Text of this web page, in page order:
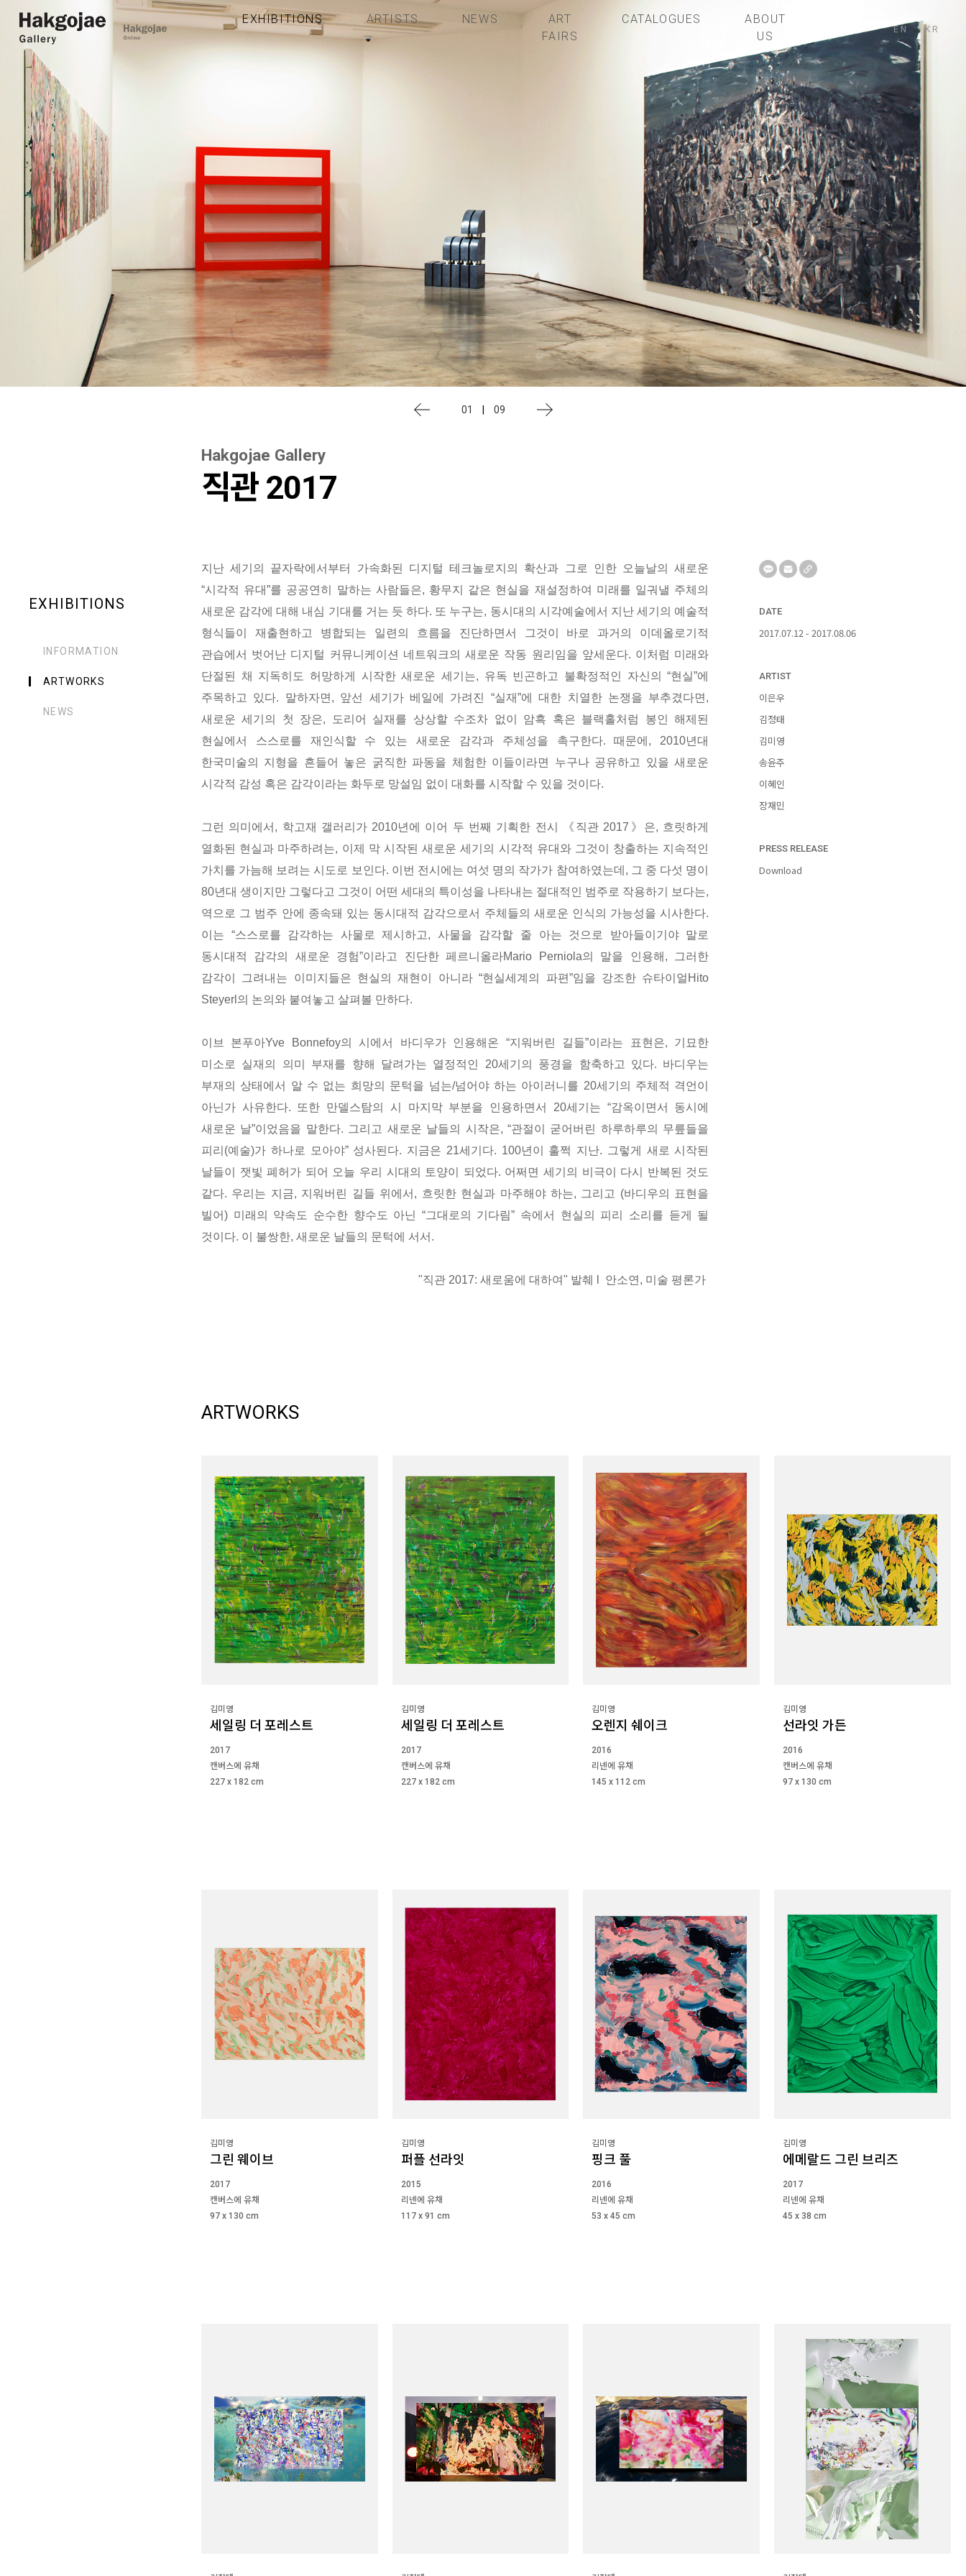
EXHIBITIONS ARTISTS NEWS
ART
FAIRS
CATALOGUES
ABOUT
US
EN KR
01 09
EXHIBITIONS
INFORMATION
ARTWORKS
NEWS
Hakgojae Gallery
직관 2017
지난 세기의 끝자락에서부터 가속화된 디지털 테크놀로지의 확산과 그로 인한 오늘날의 새로운
“시각적 유대”를 공공연히 말하는 사람들은, 황무지 같은 현실을 재설정하여 미래를 일궈낼 주체의
새로운 감각에 대해 내심 기대를 거는 듯 하다. 또 누구는, 동시대의 시각예술에서 지난 세기의 예술적
형식들이 재출현하고 병합되는 일련의 흐름을 진단하면서 그것이 바로 과거의 이데올로기적
관습에서 벗어난 디지털 커뮤니케이션 네트워크의 새로운 작동 원리임을 앞세운다. 이처럼 미래와
단절된 채 지독히도 허망하게 시작한 새로운 세기는, 유독 빈곤하고 불확정적인 자신의 “현실”에
주목하고 있다. 말하자면, 앞선 세기가 베일에 가려진 “실재”에 대한 치열한 논쟁을 부추겼다면,
새로운 세기의 첫 장은, 도리어 실재를 상상할 수조차 없이 암흑 혹은 블랙홀처럼 봉인 해제된
현실에서 스스로를 재인식할 수 있는 새로운 감각과 주체성을 촉구한다. 때문에, 2010년대
한국미술의 지형을 흔들어 놓은 굵직한 파동을 체험한 이들이라면 누구나 공유하고 있을 새로운
시각적 감성 혹은 감각이라는 화두로 망설임 없이 대화를 시작할 수 있을 것이다.
그런 의미에서, 학고재 갤러리가 2010년에 이어 두 번째 기획한 전시 《직관 2017》은, 흐릿하게
열화된 현실과 마주하려는, 이제 막 시작된 새로운 세기의 시각적 유대와 그것이 창출하는 지속적인
가치를 가늠해 보려는 시도로 보인다. 이번 전시에는 여섯 명의 작가가 참여하였는데, 그 중 다섯 명이
80년대 생이지만 그렇다고 그것이 어떤 세대의 특이성을 나타내는 절대적인 범주로 작용하기 보다는,
역으로 그 범주 안에 종속돼 있는 동시대적 감각으로서 주체들의 새로운 인식의 가능성을 시사한다.
이는 “스스로를 감각하는 사물로 제시하고, 사물을 감각할 줄 아는 것으로 받아들이기야 말로
동시대적 감각의 새로운 경험”이라고 진단한 페르니올라Mario Perniola의 말을 인용해, 그러한
감각이 그려내는 이미지들은 현실의 재현이 아니라 “현실세계의 파편”임을 강조한 슈타이얼Hito
Steyerl의 논의와 붙여놓고 살펴볼 만하다.
이브 본푸아Yve Bonnefoy의 시에서 바디우가 인용해온 “지워버린 길들”이라는 표현은, 기묘한
미소로 실재의 의미 부재를 향해 달려가는 열정적인 20세기의 풍경을 함축하고 있다. 바디우는
부재의 상태에서 알 수 없는 희망의 문턱을 넘는/넘어야 하는 아이러니를 20세기의 주체적 격언이
아닌가 사유한다. 또한 만델스탐의 시 마지막 부분을 인용하면서 20세기는 “감옥이면서 동시에
새로운 날”이었음을 말한다. 그리고 새로운 날들의 시작은, “관절이 굳어버린 하루하루의 무릎들을
피리(예술)가 하나로 모아야” 성사된다. 지금은 21세기다. 100년이 훌쩍 지난. 그렇게 새로 시작된
날들이 잿빛 폐허가 되어 오늘 우리 시대의 토양이 되었다. 어쩌면 세기의 비극이 다시 반복된 것도
같다. 우리는 지금, 지워버린 길들 위에서, 흐릿한 현실과 마주해야 하는, 그리고 (바디우의 표현을
빌어) 미래의 약속도 순수한 향수도 아닌 “그대로의 기다림” 속에서 현실의 피리 소리를 듣게 될
것이다. 이 불쌍한, 새로운 날들의 문턱에 서서.
"직관 2017: 새로움에 대하여" 발췌 l 안소연, 미술 평론가
DATE
2017.07.12 - 2017.08.06
ARTIST
이은우
김정태
김미영
송윤주
이혜인
장재민
PRESS RELEASE
Download
ARTWORKS
김미영
세일링 더 포레스트
2017
캔버스에 유채
227 x 182 cm
김미영
세일링 더 포레스트
2017
캔버스에 유채
227 x 182 cm
김미영
오렌지 쉐이크
2016
리넨에 유채
145 x 112 cm
김미영
선라잇 가든
2016
캔버스에 유채
97 x 130 cm
김미영
그린 웨이브
2017
캔버스에 유채
97 x 130 cm
김미영
퍼플 선라잇
2015
리넨에 유채
117 x 91 cm
김미영
핑크 풀
2016
리넨에 유채
53 x 45 cm
김미영
에메랄드 그린 브리즈
2017
리넨에 유채
45 x 38 cm